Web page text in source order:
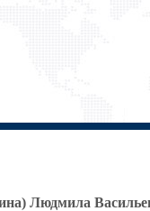
Людмила